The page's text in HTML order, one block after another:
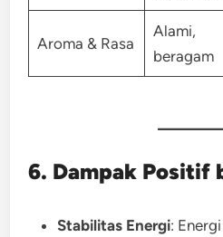
Aroma & Rasa
Alami,
beragam
6. Dampak Positif
Stabilitas Energi: